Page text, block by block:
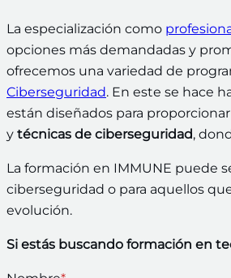
La especialización como
opciones más demandadas y
ofrecemos una variedad de
Ciberseguridad. En este se hace
están diseñados para
y técnicas de ciberseguridad,
La formación en IMMUNE puede
ciberseguridad o para aquellos
evolución.
Si estás buscando formación en